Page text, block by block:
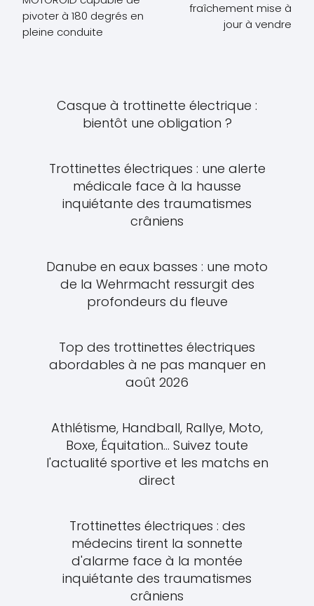
pivoter à 180 degrés en
pleine conduite
fraîchement mise à
jour à vendre
Casque à trottinette électrique :
bientôt une obligation ?
Trottinettes électriques : une alerte
médicale face à la hausse
inquiétante des traumatismes
crâniens
Danube en eaux basses : une moto
de la Wehrmacht ressurgit des
profondeurs du fleuve
Top des trottinettes électriques
abordables à ne pas manquer en
août 2026
Athlétisme, Handball, Rallye, Moto,
Boxe, Équitation... Suivez toute
l'actualité sportive et les matchs en
direct
Trottinettes électriques : des
médecins tirent la sonnette
d'alarme face à la montée
inquiétante des traumatismes
crâniens